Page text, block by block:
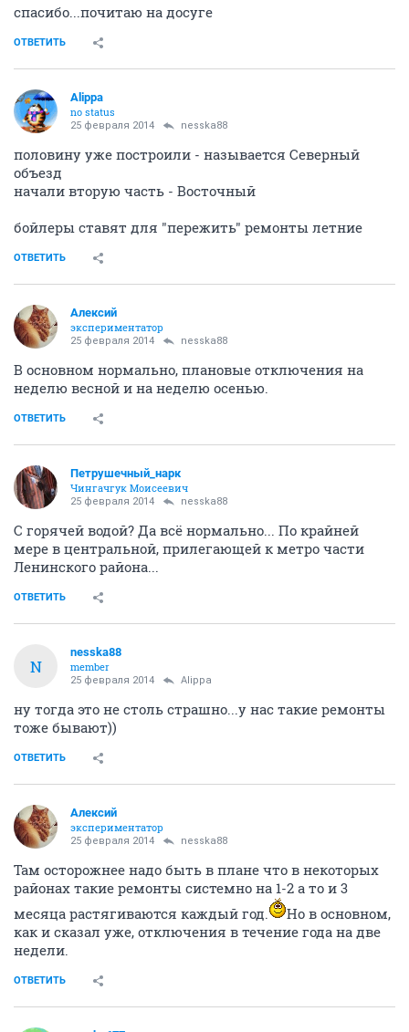
спасибо...почитаю на досуге
ОТВЕТИТЬ
Alippa
no status
25 февраля 2014 nesska88
половину уже построили - называется Северный
объезд
начали вторую часть - Восточный
бойлеры ставят для "пережить" ремонты летние
ОТВЕТИТЬ
Алексий
экспериментатор
25 февраля 2014 nesska88
В основном нормально, плановые отключения на
неделю весной и на неделю осенью.
ОТВЕТИТЬ
Петрушечный_нарк
Чингачгук Моисеевич
25 февраля 2014 nesska88
С горячей водой? Да всё нормально... По крайней
мере в центральной, прилегающей к метро части
Ленинского района...
ОТВЕТИТЬ
N
nesska88
member
25 февраля 2014 Alippa
ну тогда это не столь страшно...у нас такие ремонты
тоже бывают))
ОТВЕТИТЬ
Алексий
экспериментатор
25 февраля 2014 nesska88
Там осторожнее надо быть в плане что в некоторых
районах такие ремонты системно на 1-2 а то и 3
месяца растягиваются каждый год.
Но в основном,
как и сказал уже, отключения в течение года на две
недели.
ОТВЕТИТЬ